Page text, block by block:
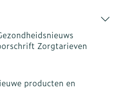
Zorgtarieven
producten en